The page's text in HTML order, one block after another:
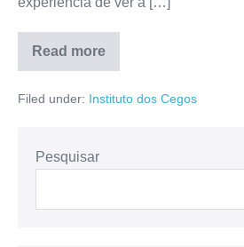
Read more
Filed under: Instituto dos Cegos
Pesquisar